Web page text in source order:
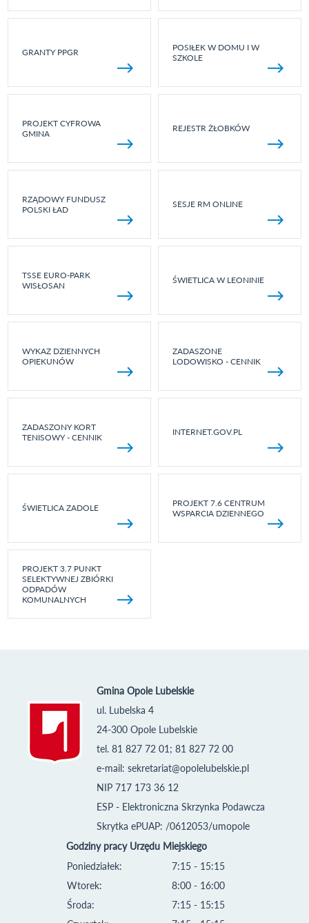
GRANTY PPGR
POSIŁEK W DOMU I W
SZKOLE
PROJEKT CYFROWA
GMINA
REJESTR ŻŁOBKÓW
RZĄDOWY FUNDUSZ
POLSKI ŁAD
SESJE RM ONLINE
TSSE EURO-PARK
WISŁOSAN
ŚWIETLICA W LEONINIE
WYKAZ DZIENNYCH
OPIEKUNÓW
ZADASZONE
LODOWISKO - CENNIK
ZADASZONY KORT
TENISOWY - CENNIK
INTERNET.GOV.PL
ŚWIETLICA ZADOLE
PROJEKT 7.6 CENTRUM
WSPARCIA DZIENNEGO
PROJEKT 3.7 PUNKT
SELEKTYWNEJ ZBIÓRKI
ODPADÓW
KOMUNALNYCH
Gmina Opole Lubelskie
ul. Lubelska 4
24-300 Opole Lubelskie
tel. 81 827 72 01; 81 827 72 00
e-mail: sekretariat@opolelubelskie.pl
NIP 717 173 36 12
ESP - Elektroniczna Skrzynka Podawcza
Skrytka ePUAP: /0612053/umopole
Godziny pracy Urzędu Miejskiego
Poniedziałek:
Wtorek:
Środa:
7:15 - 15:15
8:00 - 16:00
7:15 - 15:15